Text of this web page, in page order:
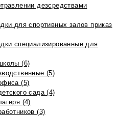
дезсредствами
для спортивных залов приказ
специализированные для
(6)
(5)
(5)
сада (4)
(4)
(3)